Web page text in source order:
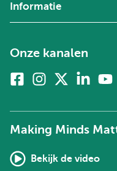
Informatie
Onze kanalen
FacebookInstagram
twitter)
Making Minds
Bekijk de video